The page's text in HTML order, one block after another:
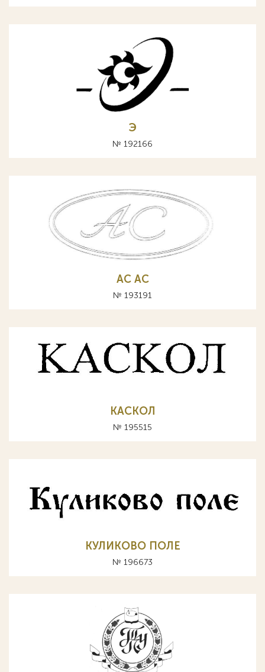
Э
№ 192166
АС AC
№ 193191
КАСКОЛ
№ 195515
КУЛИКОВО ПОЛЕ
№ 196673